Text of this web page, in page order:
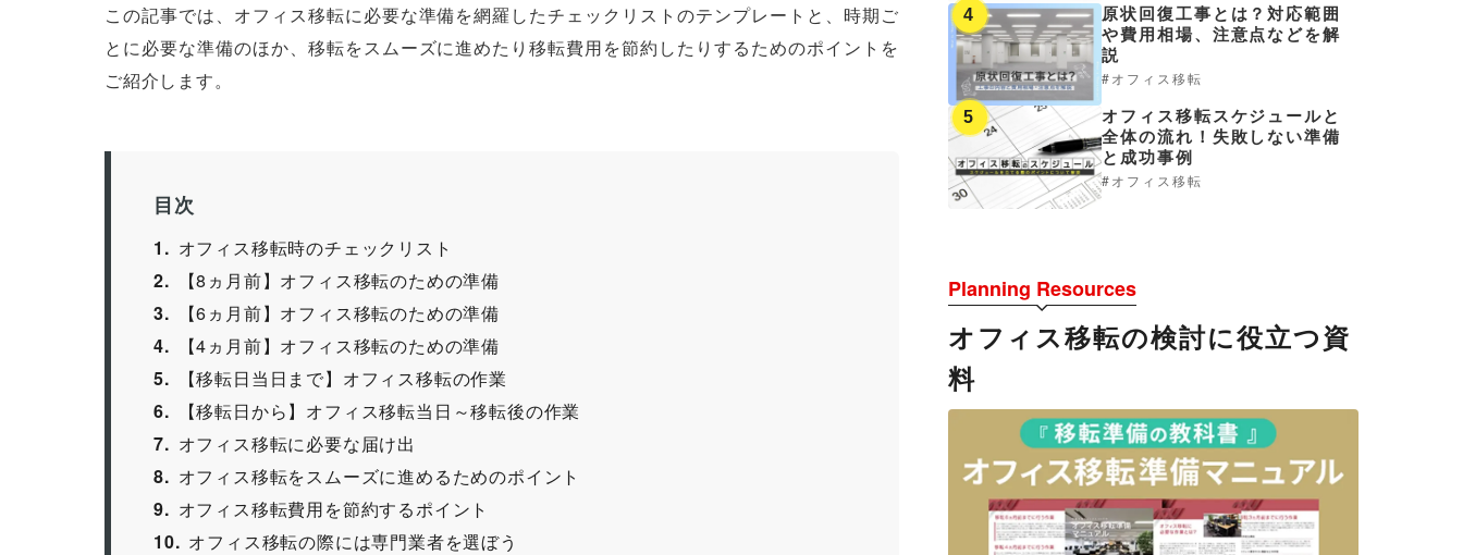
この記事では、オフィス移転に必要な準備を網羅したチェックリストのテンプレートと、時期ご
とに必要な準備のほか、移転をスムーズに進めたり移転費用を節約したりするためのポイントを
ご紹介します。
目次
1
オフィス移転時のチェックリスト
2
【8ヵ月前】オフィス移転のための準備
3
【6ヵ月前】オフィス移転のための準備
4
【4ヵ月前】オフィス移転のための準備
5
【移転日当日まで】オフィス移転の作業
6
【移転日から】オフィス移転当日～移転後の作業
7
オフィス移転に必要な届け出
8
オフィス移転をスムーズに進めるためのポイント
9
オフィス移転費用を節約するポイント
10
オフィス移転の際には専門業者を選ぼう
4
原状回復工事とは？対応範囲
や費用相場、注意点などを解
説
オフィス移転
5
オフィス移転スケジュールと
全体の流れ！失敗しない準備
と成功事例
オフィス移転
Planning Resources
オフィス移転の検討に役立つ資
料